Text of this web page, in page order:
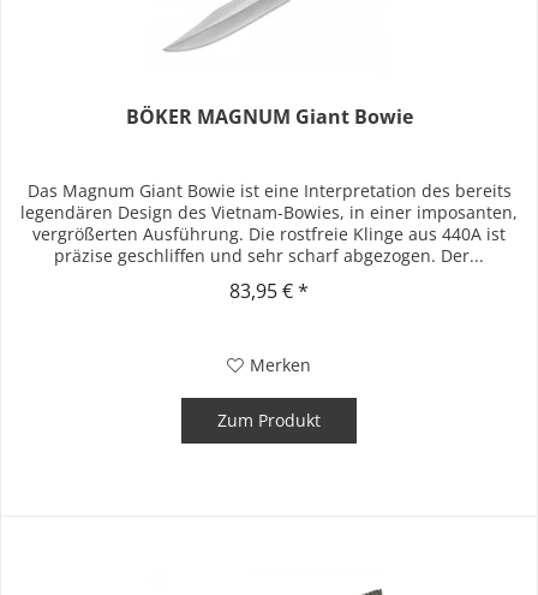
BÖKER MAGNUM Giant Bowie
Das Magnum Giant Bowie ist eine Interpretation des bereits
legendären Design des Vietnam-Bowies, in einer imposanten,
vergrößerten Ausführung. Die rostfreie Klinge aus 440A ist
präzise geschliffen und sehr scharf abgezogen. Der...
83,95 € *
Merken
Zum Produkt